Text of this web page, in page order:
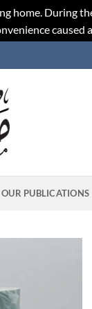
home. During
OUR PUBLICATIONS